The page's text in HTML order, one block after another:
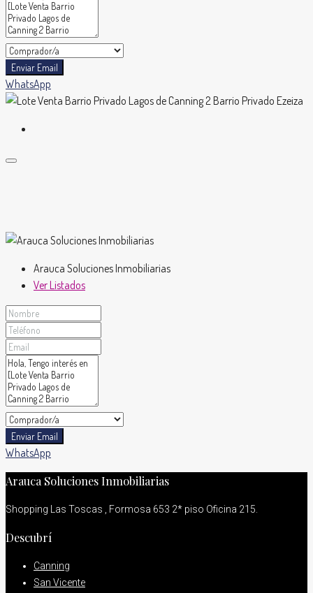
Enviar Email
WhatsApp
Arauca Soluciones Inmobiliarias
Ver Listados
Enviar Email
WhatsApp
Arauca Soluciones Inmobiliarias
Shopping Las Toscas , Formosa 653 2* piso Oficina 215.
Descubrí
Canning
San Vicente